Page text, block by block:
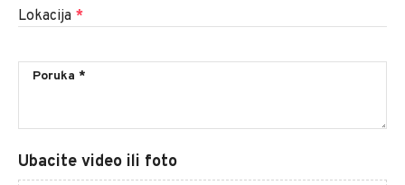
Lokacija *
Ubacite video ili foto